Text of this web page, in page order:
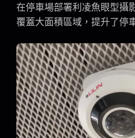
在停車場部署利凌魚眼型攝
覆蓋大面積區域，提升了停